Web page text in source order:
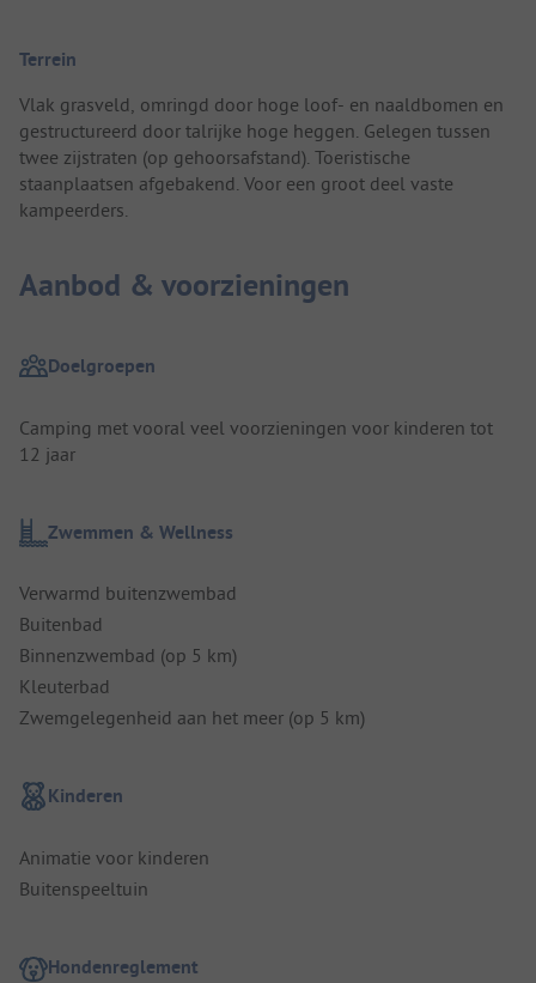
Terrein
Vlak grasveld, omringd door hoge loof- en naaldbomen en
gestructureerd door talrijke hoge heggen. Gelegen tussen
twee zijstraten (op gehoorsafstand). Toeristische
staanplaatsen afgebakend. Voor een groot deel vaste
kampeerders.
Aanbod & voorzieningen
Doelgroepen
Camping met vooral veel voorzieningen voor kinderen tot
12 jaar
Zwemmen & Wellness
Verwarmd buitenzwembad
Buitenbad
Binnenzwembad (op 5 km)
Kleuterbad
Zwemgelegenheid aan het meer (op 5 km)
Kinderen
Animatie voor kinderen
Buitenspeeltuin
Hondenreglement